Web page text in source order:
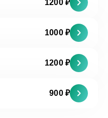
1200 ₽
1000 ₽
1200 ₽
900 ₽